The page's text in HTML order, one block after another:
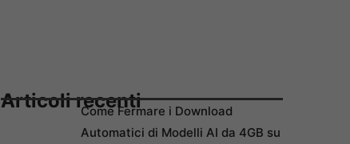
Articoli recentiCome Fermare i Download
Automatici di Modelli AI da 4GB su